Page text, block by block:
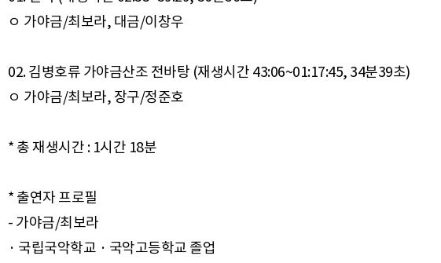
ㅇ 가야금/최보라, 대금/이창우
02. 김병호류 가야금산조 전바탕 (재생시간 43:06~01:17:45, 34분39초)
ㅇ 가야금/최보라, 장구/정준호
* 총 재생시간 : 1시간 18분
* 출연자 프로필
- 가야금/최보라
· 국립국악학교 · 국악고등학교 졸업